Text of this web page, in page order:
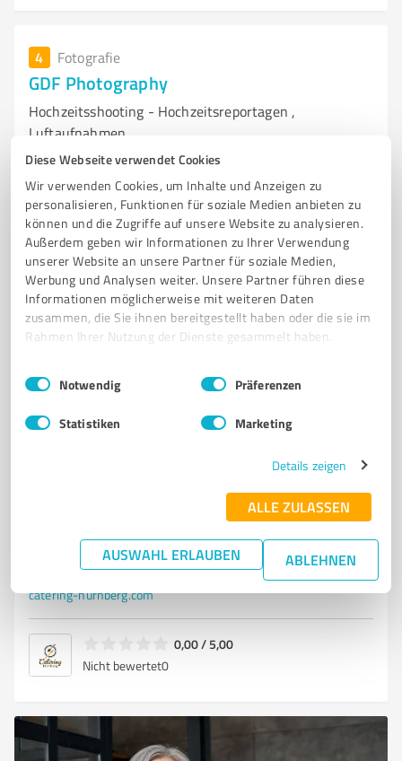
Diese Webseite verwendet Cookies
Wir verwenden Cookies, um Inhalte und Anzeigen zu
personalisieren, Funktionen für soziale Medien anbieten zu
können und die Zugriffe auf unsere Website zu analysieren.
Außerdem geben wir Informationen zu Ihrer Verwendung
unserer Website an unsere Partner für soziale Medien,
Werbung und Analysen weiter. Unsere Partner führen diese
Informationen möglicherweise mit weiteren Daten
zusammen, die Sie ihnen bereitgestellt haben oder die sie im
Rahmen Ihrer Nutzung der Dienste gesammelt haben.
Impressum Datenschutzbestimmungen
Einwilligungsauswahl
Notwendig Präferenzen
Statistiken Marketing
Details zeigen
ALLE ZULASSEN
AUSWAHL ERLAUBEN ABLEHNEN
4 Fotografie
GDF Photography
Hochzeitsshooting - Hochzeitsreportagen ,
Luftaufnahmen
HOCHZEITSFOTOGRAF - EMOTIONALE FOTOS FÜR UNVERGESSLICHE MOMENTE .
Germersheimerstr.25, 90469 Nürnberg
Tel. +49 016099620620
info@gdf.photography
gdf-photography.de
0,00 / 5,00
Nicht bewertet0
Catering-Franken
Catering Partyservice Event Hostessen Models
CATERING PARTYSERVICE EVENT HOSTESSEN MODELS PROMOTER
Brettergarten, 90427 Nürnberg
Tel. +49 17641749392
kontakt@mediagroups.de
catering-nürnberg.com
0,00 / 5,00
Nicht bewertet0